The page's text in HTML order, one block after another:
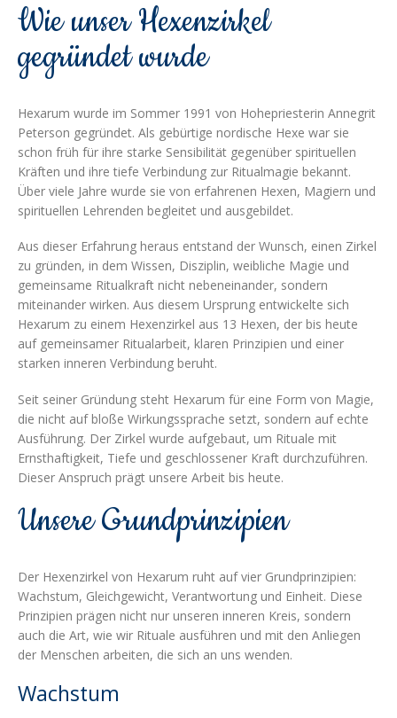
Wie unser Hexenzirkel
gegründet wurde
Hexarum wurde im Sommer 1991 von Hohepriesterin Annegrit
Peterson gegründet. Als gebürtige nordische Hexe war sie
schon früh für ihre starke Sensibilität gegenüber spirituellen
Kräften und ihre tiefe Verbindung zur Ritualmagie bekannt.
Über viele Jahre wurde sie von erfahrenen Hexen, Magiern und
spirituellen Lehrenden begleitet und ausgebildet.
Aus dieser Erfahrung heraus entstand der Wunsch, einen Zirkel
zu gründen, in dem Wissen, Disziplin, weibliche Magie und
gemeinsame Ritualkraft nicht nebeneinander, sondern
miteinander wirken. Aus diesem Ursprung entwickelte sich
Hexarum zu einem Hexenzirkel aus 13 Hexen, der bis heute
auf gemeinsamer Ritualarbeit, klaren Prinzipien und einer
starken inneren Verbindung beruht.
Seit seiner Gründung steht Hexarum für eine Form von Magie,
die nicht auf bloße Wirkungssprache setzt, sondern auf echte
Ausführung. Der Zirkel wurde aufgebaut, um Rituale mit
Ernsthaftigkeit, Tiefe und geschlossener Kraft durchzuführen.
Dieser Anspruch prägt unsere Arbeit bis heute.
Unsere Grundprinzipien
Der Hexenzirkel von Hexarum ruht auf vier Grundprinzipien:
Wachstum, Gleichgewicht, Verantwortung und Einheit. Diese
Prinzipien prägen nicht nur unseren inneren Kreis, sondern
auch die Art, wie wir Rituale ausführen und mit den Anliegen
der Menschen arbeiten, die sich an uns wenden.
Wachstum